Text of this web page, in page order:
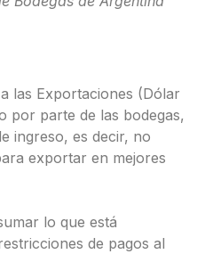
las Exportaciones (Dólar
por parte de las bodegas,
ingreso, es decir, no
exportar en mejores
lo que está
de pagos al